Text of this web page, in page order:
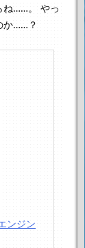
……。
やっ
か……？
ンジン